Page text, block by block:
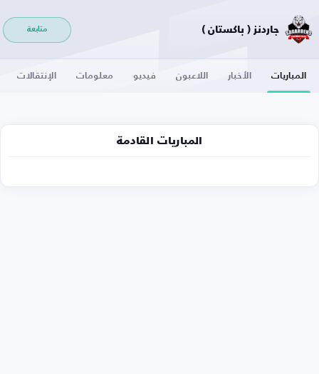
جاردنز ( باكستان ) متابعة
المباريات الأخبار اللاعبون فيديو معلومات الإنتقالات
المباريات القادمة